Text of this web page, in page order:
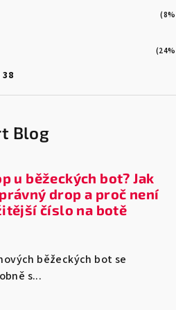
38
Blog
u běžeckých bot? Jak
drop a proč není
číslo na botě
běžeckých bot se
s...